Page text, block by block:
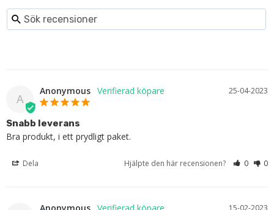
A
25-04-2023
Anonymous
Snabb leverans
Bra produkt, i ett prydligt paket.
Dela Hjälpte den här recensionen? 0 0